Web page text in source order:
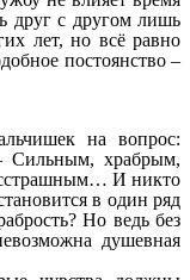
друг с другом лишь
лет, но всё равно
постоянство –
на вопрос:
Сильным, храбрым,
И никто
в один ряд
Но ведь без
душевная